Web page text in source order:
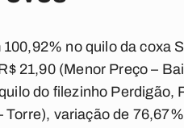
no quilo da coxa
21,90 (Menor Preço –
do filezinho Perdigão,
Torre), variação de